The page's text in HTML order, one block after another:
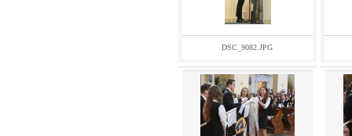
DSC_9082.JPG